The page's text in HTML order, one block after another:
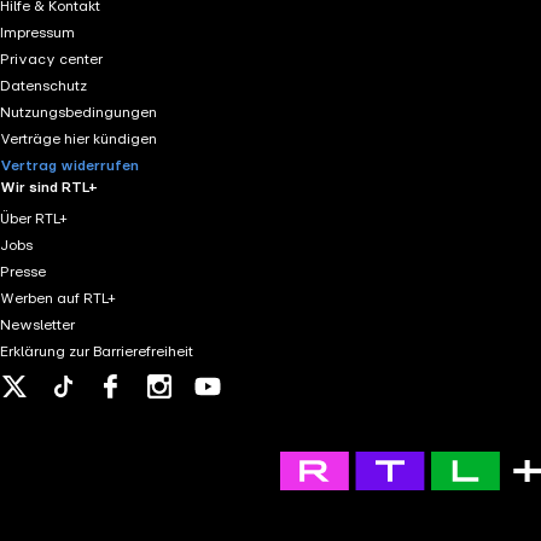
Hilfe & Kontakt
Impressum
Privacy center
Datenschutz
Nutzungsbedingungen
Verträge hier kündigen
Vertrag widerrufen
Wir sind RTL+
Über RTL+
Jobs
Presse
Werben auf RTL+
Newsletter
Erklärung zur Barrierefreiheit
Tiktok FacebookInstagram